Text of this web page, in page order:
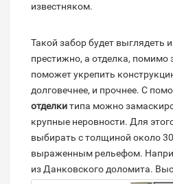
известняком.
Такой забор будет выглядеть
престижно, а отделка, помимо
поможет укрепить
долговечнее, и прочнее. С
отделкитипа можно
крупные неровности. Для
выбирать с толщиной около
выраженным рельефом.
из Данковского доломита.